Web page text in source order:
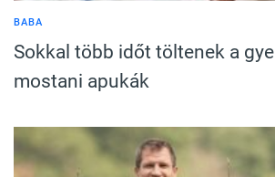
BABA
Sokkal több időt töltenek a
mostani apukák